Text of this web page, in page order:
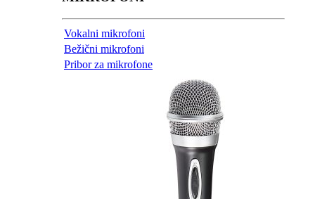
Vokalni mikrofoni
Bežični mikrofoni
Pribor za mikrofone